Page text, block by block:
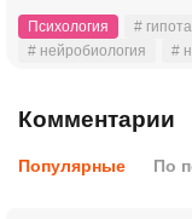
Психология #
# нейробиология
#
Комментарии
Популярные По